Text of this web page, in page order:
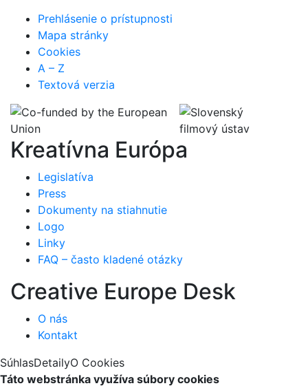
Prehlásenie o prístupnosti
Mapa stránky
Cookies
A – Z
Textová verzia
Kreatívna Európa
Legislatíva
Press
Dokumenty na stiahnutie
Logo
Linky
FAQ – často kladené otázky
Creative Europe Desk
O nás
Kontakt
SúhlasDetailyO Cookies
Táto webstránka využíva súbory cookies